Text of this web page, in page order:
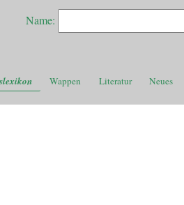
Name:
Wappen Literatur Neues